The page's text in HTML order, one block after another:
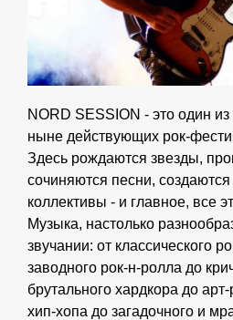
NORD SESSION - это один
ныне действующих рок-
Здесь рождаются звезды,
сочиняются песни,
коллективы - и главное, все
Музыка, настолько
звучании: от классического
заводного рок-н-ролла до
брутального хардкора до
хип-хопа до загадочного и